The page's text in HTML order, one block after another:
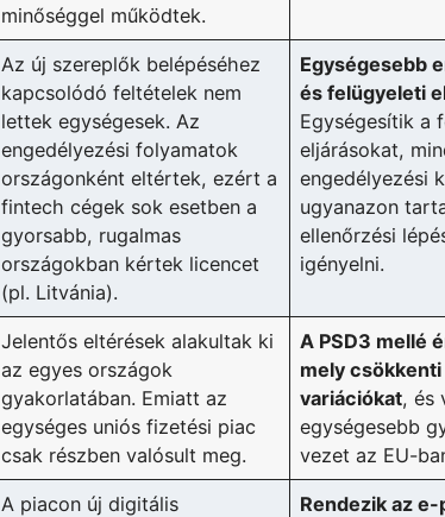
minőséggel működtek.
Az új szereplők belépéséhez
kapcsolódó feltételek nem
lettek egységesek. Az
engedélyezési folyamatok
országonként eltértek, ezért a
fintech cégek sok esetben a
gyorsabb, rugalmas
országokban kértek licencet
(pl. Litvánia).
Egységesebb
és felügyeleti
Egységesítik a
eljárásokat,
engedélyezési
ugyanazon
ellenőrzési
igényelni.
Jelentős eltérések alakultak ki
az egyes országok
gyakorlatában. Emiatt az
egységes uniós fizetési piac
csak részben valósult meg.
A PSD3 mellé
mely csökkenti
variációkat, és
egységesebb
vezet az EU-
A piacon új digitális
Rendezik az e-